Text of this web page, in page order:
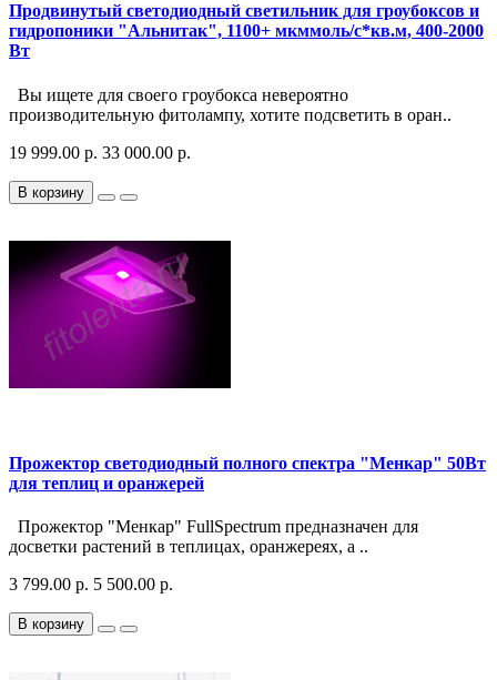
Продвинутый светодиодный светильник для гроубоксов и
гидропоники "Альнитак", 1100+ мкммоль/с*кв.м, 400-2000
Вт
Вы ищете для своего гроубокса невероятно
производительную фитолампу, хотите подсветить в оран..
19 999.00 р. 33 000.00 р.
В корзину
Прожектор светодиодный полного спектра "Менкар" 50Вт
для теплиц и оранжерей
Прожектор "Менкар" FullSpectrum предназначен для
досветки растений в теплицах, оранжереях, а ..
3 799.00 р. 5 500.00 р.
В корзину